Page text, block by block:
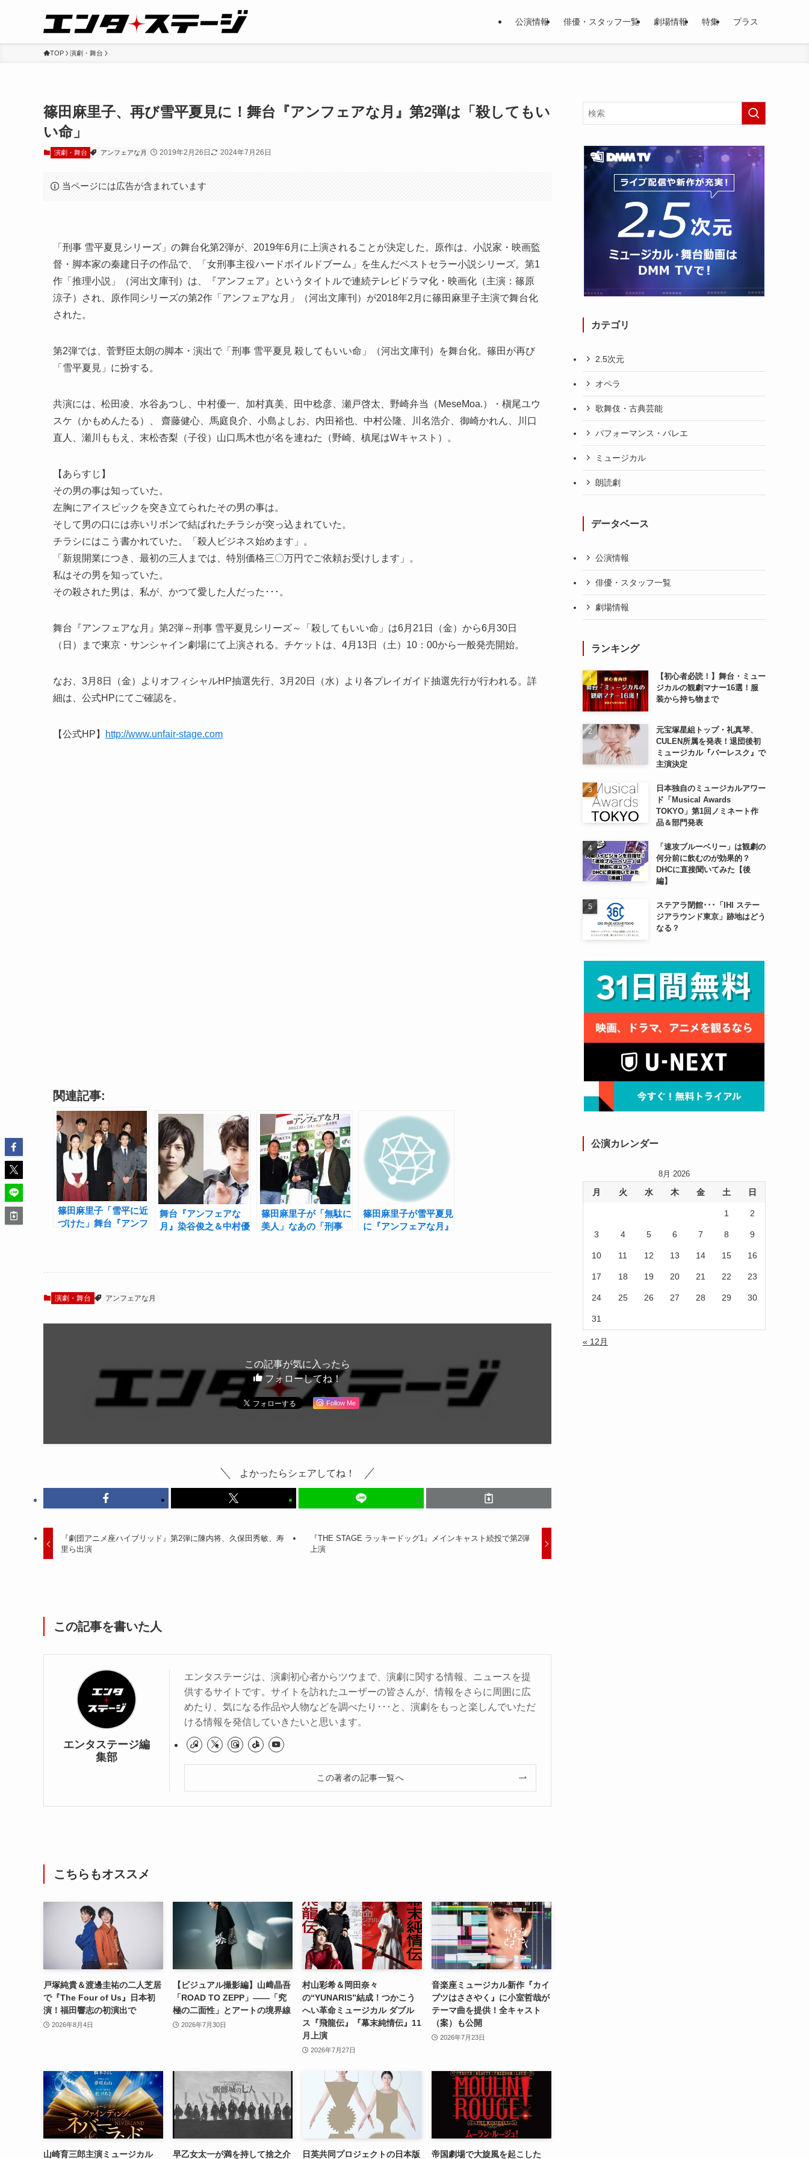
公演情報 俳優・スタッフ一覧 劇場情報 特集 プラス
TOP 演劇・舞台
篠田麻里子、再び雪平夏見に！舞台『アンフェアな月』第2弾は「殺してもい
い命」
演劇・舞台 アンフェアな月 2019年2月26日 2024年7月26日
当ページには広告が含まれています
「刑事 雪平夏見シリーズ」の舞台化第2弾が、2019年6月に上演されることが決定した。原作は、小説家・映画監
督・脚本家の秦建日子の作品で、「女刑事主役ハードボイルドブーム」を生んだベストセラー小説シリーズ。第1
作「推理小説」（河出文庫刊）は、『アンフェア』というタイトルで連続テレビドラマ化・映画化（主演：篠原
涼子）され、原作同シリーズの第2作「アンフェアな月」（河出文庫刊）が2018年2月に篠田麻里子主演で舞台化
された。
第2弾では、菅野臣太朗の脚本・演出で「刑事 雪平夏見 殺してもいい命」（河出文庫刊）を舞台化。篠田が再び
「雪平夏見」に扮する。
共演には、松田凌、水谷あつし、中村優一、加村真美、田中稔彦、瀬戸啓太、野崎弁当（MeseMoa.）・槇尾ユウ
スケ（かもめんたる）、 齋藤健心、馬庭良介、小島よしお、内田裕也、中村公隆、川名浩介、御崎かれん、川口
直人、瀬川ももえ、末松杏梨（子役）山口馬木也が名を連ねた（野崎、槙尾はWキャスト）。
【あらすじ】
その男の事は知っていた。
左胸にアイスピックを突き立てられたその男の事は。
そして男の口には赤いリボンで結ばれたチラシが突っ込まれていた。
チラシにはこう書かれていた。「殺人ビジネス始めます」。
「新規開業につき、最初の三人までは、特別価格三〇万円でご依頼お受けします」。
私はその男を知っていた。
その殺された男は、私が、かつて愛した人だった･･･。
舞台『アンフェアな月』第2弾～刑事 雪平夏見シリーズ～「殺してもいい命」は6月21日（金）から6月30日
（日）まで東京・サンシャイン劇場にて上演される。チケットは、4月13日（土）10：00から一般発売開始。
なお、3月8日（金）よりオフィシャルHP抽選先行、3月20日（水）より各プレイガイド抽選先行が行われる。詳
細は、公式HPにてご確認を。
【公式HP】 http://www.unfair-stage.com
関連記事:
篠田麻里子「雪平に近
づけた」舞台『アンフ
舞台『アンフェアな
月』染谷俊之＆中村優
篠田麻里子が「無駄に
美人」なあの「刑事
篠田麻里子が雪平夏見
に『アンフェアな月』
演劇・舞台 アンフェアな月
この記事が気に入ったら
フォローしてね！
Follow Me
よかったらシェアしてね！
『劇団アニメ座ハイブリッド』第2弾に陳内将、久保田秀敏、寿
里ら出演
『THE STAGE ラッキードッグ1』メインキャスト続投で第2弾
上演
この記事を書いた人
エンタステージ編
集部
エンタステージは、演劇初心者からツウまで、演劇に関する情報、ニュースを提
供するサイトです。サイトを訪れたユーザーの皆さんが、情報をさらに周囲に広
めたり、気になる作品や人物などを調べたり･･･と、演劇をもっと楽しんでいただ
ける情報を発信していきたいと思います。
この著者の記事一覧へ
こちらもオススメ
戸塚純貴＆渡邊圭祐の二人芝居
で『The Four of Us』日本初
演！福田響志の初演出で
2026年8月4日
【ビジュアル撮影編】山﨑晶吾
「ROAD TO ZEPP」――「究
極の二面性」とアートの境界線
2026年7月30日
村山彩希＆岡田奈々
の“YUNARIS”結成！つかこう
へい革命ミュージカル ダブル
ス『飛龍伝』『幕末純情伝』11
月上演
2026年7月27日
音楽座ミュージカル新作『カイ
ブツはささやく』に小室哲哉が
テーマ曲を提供！全キャスト
（案）も公開
2026年7月23日
山崎育三郎主演ミュージカル 早乙女太一が満を持して捨之介 日英共同プロジェクトの日本版 帝国劇場で大旋風を起こした
カテゴリ
2.5次元
オペラ
歌舞伎・古典芸能
パフォーマンス・バレエ
ミュージカル
朗読劇
データベース
公演情報
俳優・スタッフ一覧
劇場情報
ランキング
【初心者必読！】舞台・ミュー
ジカルの観劇マナー16選！服
装から持ち物まで
元宝塚星組トップ・礼真琴、
CULEN所属を発表！退団後初
ミュージカル『バーレスク』で
主演決定
日本独自のミュージカルアワー
ド「Musical Awards
TOKYO」第1回ノミネート作
品＆部門発表
「速攻ブルーベリー」は観劇の
何分前に飲むのが効果的？
DHCに直接聞いてみた【後
編】
ステアラ閉館･･･「IHI ステー
ジアラウンド東京」跡地はどう
なる？
公演カレンダー
8月 2026
月 火 水 木 金 土 日
1 2
3 4 5 6 7 8 9
10 11 12 13 14 15 16
17 18 19 20 21 22 23
24 25 26 27 28 29 30
31
« 12月